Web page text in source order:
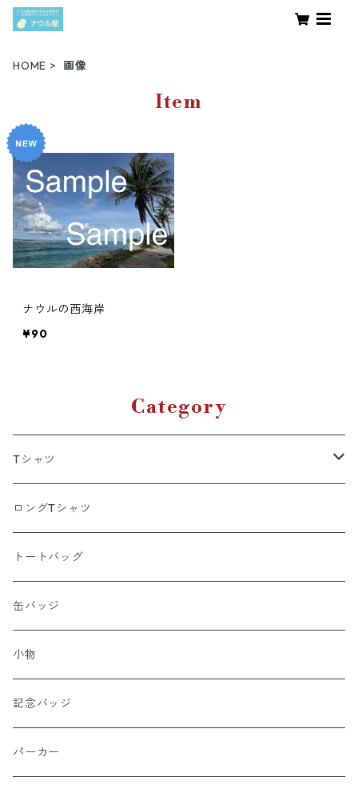
HOME 画像
Item
ナウルの西海岸
¥90
Category
Tシャツ
ポリエステル
綿100％
ロングTシャツ
トートバッグ
缶バッジ
小物
記念バッジ
パーカー